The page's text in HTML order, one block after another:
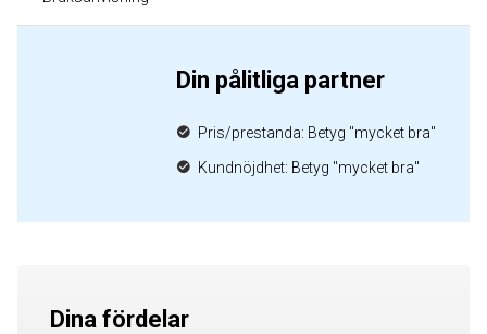
Din pålitliga partner
Pris/prestanda: Betyg "mycket bra"
Kundnöjdhet: Betyg "mycket bra"
Dina fördelar